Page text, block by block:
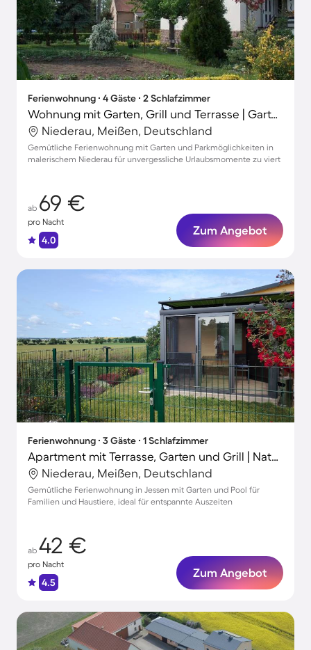
Ferienwohnung ∙ 4 Gäste ∙ 2 Schlafzimmer
Wohnung mit Garten, Grill und Terrasse | Gartenblick
Niederau, Meißen, Deutschland
Gemütliche Ferienwohnung mit Garten und Parkmöglichkeiten in
malerischem Niederau für unvergessliche Urlaubsmomente zu viert
ab 69 €
pro Nacht
4.0
Zum Angebot
Ferienwohnung ∙ 3 Gäste ∙ 1 Schlafzimmer
Apartment mit Terrasse, Garten und Grill | Naturblick
Niederau, Meißen, Deutschland
Gemütliche Ferienwohnung in Jessen mit Garten und Pool für
Familien und Haustiere, ideal für entspannte Auszeiten
ab 42 €
pro Nacht
4.5
Zum Angebot